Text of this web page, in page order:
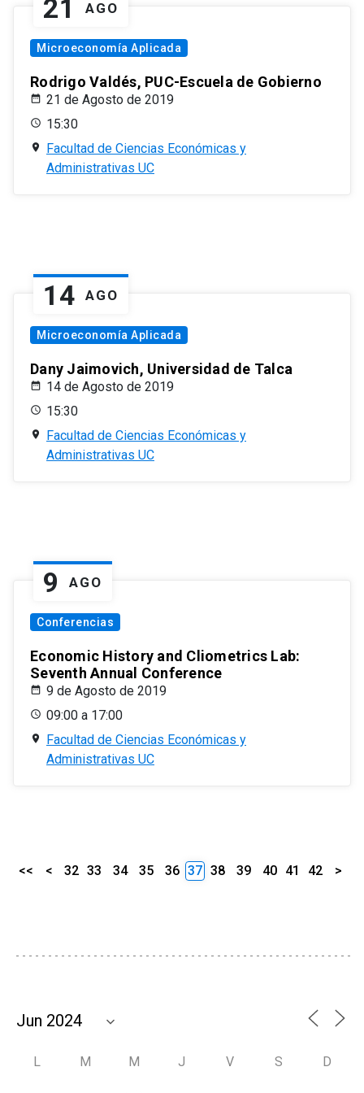
21 AGO
Microeconomía Aplicada
Rodrigo Valdés, PUC-Escuela de Gobierno
21 de Agosto de 2019
15:30
Facultad de Ciencias Económicas y
Administrativas UC
14 AGO
Microeconomía Aplicada
Dany Jaimovich, Universidad de Talca
14 de Agosto de 2019
15:30
Facultad de Ciencias Económicas y
Administrativas UC
9 AGO
Conferencias
Economic History and Cliometrics Lab:
Seventh Annual Conference
9 de Agosto de 2019
09:00 a 17:00
Facultad de Ciencias Económicas y
Administrativas UC
<< < 32 33 34 35 36 37 38 39 40 41 42 >
L M M J V S D